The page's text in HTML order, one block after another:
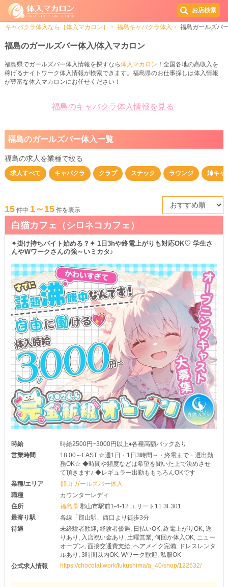
お店検索
キャバクラ体入なら［体入マカロン］ 福島キャバクラ体入 福島ガールズバ
福島のガールズバー体入/体入マカロン
福島県でガールズバー体入情報を探すなら体入マカロン ！全国各地の高収入を
稼げるナイトワーク体入情報が検索できます。福島県のお仕事探しは体入情報
が豊富な体入マカロンにお任せください！
福島のキャバクラ体入情報を見る
福島のガールズバー体入一覧
福島の求人を業種で絞る
求人すべて キャバクラ クラブ スナック ラウンジ 姉キャ
15件中 1～15件を表示
白猫カフェ（シロネコカフェ）
✦掛け持ちバイト始める？✦ 1日3hや終電上がりも対応OK♡ 学生さ
んやWワークさんの強～いミカタ♪
時給
時給2500円~3000円以上♦各種高額バックあり
営業時間
18:00～LAST ☆週1日・1日3時間～・終電まで・遅出勤
務OK☆ ◆時間や頻度などは希望を聞いた上で決めさせ
て頂きます♪ ◆レギュラー出勤ももちろんOKです
業種/エリア
郡山 ガールズバー体入
職種
カウンターレディ
住所
福島県郡山市駅前1-4-12 エリート11 3F301
最寄り駅
各線「郡山駅」西口より徒歩3分
待遇
未経験者歓迎, 経験者優遇, 日払いOK, 終電上がりOK, 送
りあり, 入店祝い金あり, 土曜営業, 何回か体入OK, ニュー
オープン, 面接交通費支給, ヘアメイク完備, ドレスレンタ
ルあり, 3時間以内OK, Wワーク歓迎, 私服OK
公式求人情報
https://chocolat.work/fukushima/a_40/shop/122532/